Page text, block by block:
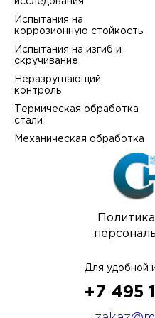
Испытания на
коррозионную стойкость
Испытания на изгиб и
скручивание
Неразрушающий
контроль
Термическая обработка
стали
Механическая обработка
Для удобной
+7 495